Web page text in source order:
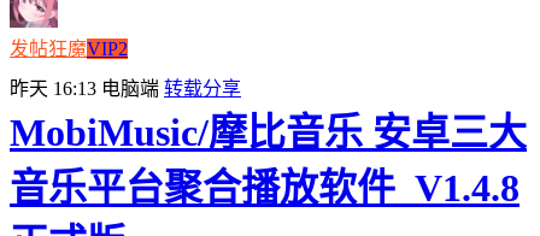
发帖狂魔VIP2
昨天 16:13 电脑端 转载分享
MobiMusic/摩比音乐 安卓三大
音乐平台聚合播放软件_V1.4.8